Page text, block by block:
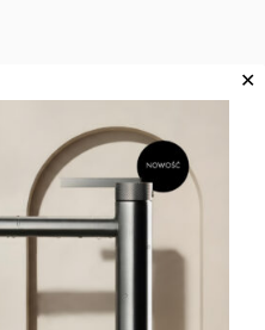
i 3 rodzajami strumienia
do indywidualnych
przyłącze 1/2” oraz klasę
wody z wydajnością. Jej
na łatwą instalację w
✕